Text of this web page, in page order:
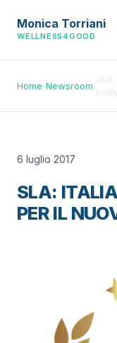
Monica Torriani
WELLNESS4GOOD
Home›Newsroom›
6 luglio 2017
SLA:
PER IL